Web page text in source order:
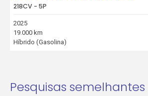
218CV - 5P
2025
19.000 km
Híbrido (Gasolina)
Pesquisas semelhantes